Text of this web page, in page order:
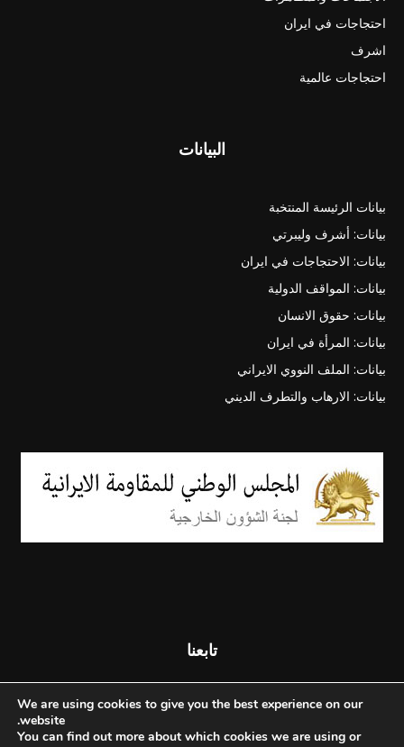
احتجاجات في ايران
اشرف
احتجاجات عالمية
البيانات
بيانات الرئيسة المنتخبة
بيانات: أشرف وليبرتي
بيانات: الاحتجاجات في ايران
بيانات: المواقف الدولية
بيانات: حقوق الانسان
بيانات: المرأة في ايران
بيانات: الملف النووي الايراني
بيانات: الارهاب والتطرف الديني
تابعنا
We are using cookies to give you the best experience on our
website.
You can find out more about which cookies we are using or